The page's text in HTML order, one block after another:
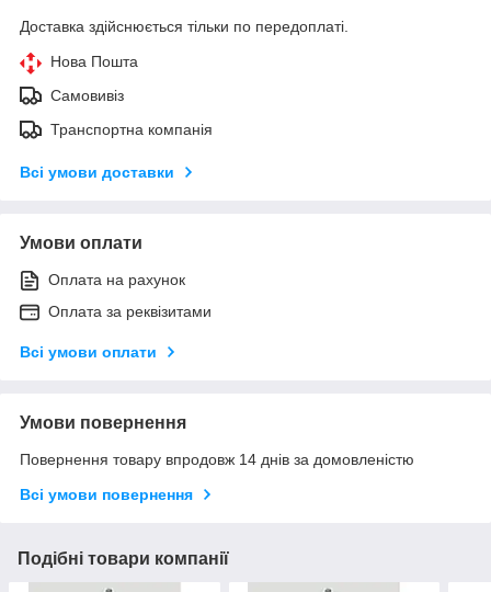
Доставка здійснюється тільки по передоплаті.
Нова Пошта
Самовивіз
Транспортна компанія
Всі умови доставки
Умови оплати
Оплата на рахунок
Оплата за реквізитами
Всі умови оплати
Умови повернення
Повернення товару впродовж 14 днів за домовленістю
Всі умови повернення
Подібні товари компанії